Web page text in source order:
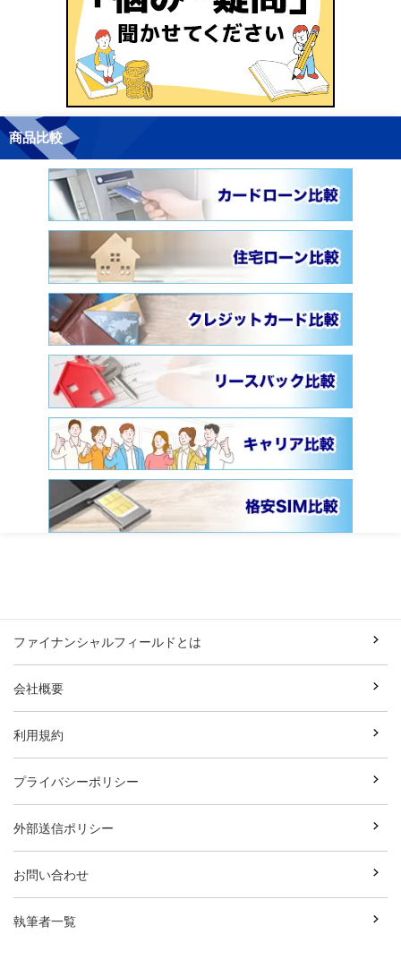
商品比較
ファイナンシャルフィールドとは
会社概要
利用規約
プライバシーポリシー
外部送信ポリシー
お問い合わせ
執筆者一覧